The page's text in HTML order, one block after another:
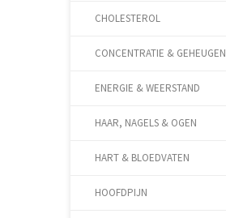
CHOLESTEROL
CONCENTRATIE & GEHEUGEN
ENERGIE & WEERSTAND
HAAR, NAGELS & OGEN
HART & BLOEDVATEN
HOOFDPIJN